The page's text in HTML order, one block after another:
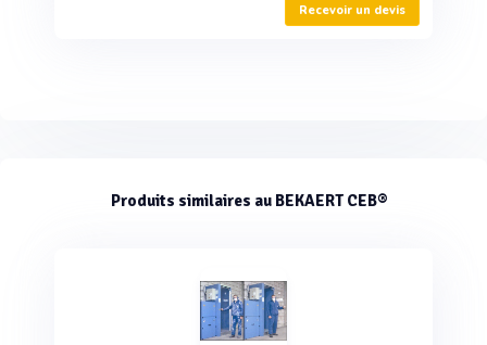
Recevoir un devis
Produits similaires au BEKAERT CEB®